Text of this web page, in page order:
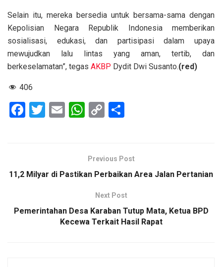
Selain itu, mereka bersedia untuk bersama-sama dengan
Kepolisian Negara Republik Indonesia memberikan
sosialisasi, edukasi, dan partisipasi dalam upaya
mewujudkan lalu lintas yang aman, tertib, dan
berkeselamatan”, tegas AKBP Dydit Dwi Susanto.(red)
406
F
o
k
T
E
W
s
A
p
C
Li
n
k
e
Previous Post
11,2 Milyar di Pastikan Perbaikan Area Jalan Pertanian
Next Post
Pemerintahan Desa Karaban Tutup Mata, Ketua BPD
Kecewa Terkait Hasil Rapat